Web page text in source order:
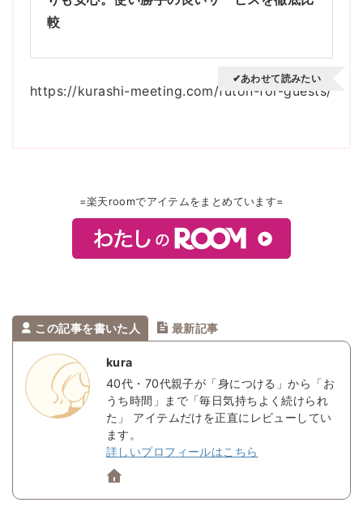
較
https://kurashi-meeting.com/futon-for-guests/
✔あわせて読みたい
=楽天roomでアイテムをまとめています=
この記事を書いた人 最新記事
kura
40代・70代親子が「身につける」から「お
うち時間」まで「毎日気持ちよく続けられ
た」 アイテムだけを正直にレビューしてい
ます。
詳しいプロフィールはこちら